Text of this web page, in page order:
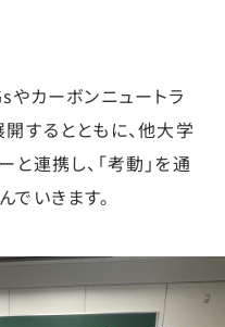
カーボンニュートラ
するとともに、他大学
連携し、「考動」を通
いきます。